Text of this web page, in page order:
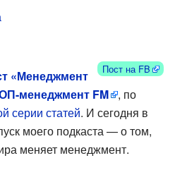
Пост на FB
«Менеджмент
менеджмент FM
, по
серии статей. И сегодня в
моего подкаста — о том,
меняет менеджмент.